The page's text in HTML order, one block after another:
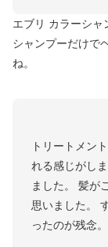
エブリ カラーシャ
シャンプーだけで
ね。
トリートメン
れる感じがし
ました。 髪が
思いました。
ったのが残念。